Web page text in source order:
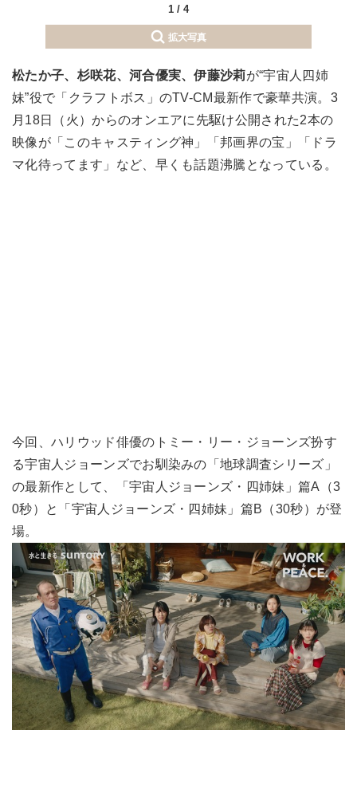
1 / 4
拡大写真
松たか子、杉咲花、河合優実、伊藤沙莉が“宇宙人四姉
妹”役で「クラフトボス」のTV-CM最新作で豪華共演。3
月18日（火）からのオンエアに先駆け公開された2本の
映像が「このキャスティング神」「邦画界の宝」「ドラ
マ化待ってます」など、早くも話題沸騰となっている。
今回、ハリウッド俳優のトミー・リー・ジョーンズ扮す
る宇宙人ジョーンズでお馴染みの「地球調査シリーズ」
の最新作として、「宇宙人ジョーンズ・四姉妹」篇A（3
0秒）と「宇宙人ジョーンズ・四姉妹」篇B（30秒）が登
場。